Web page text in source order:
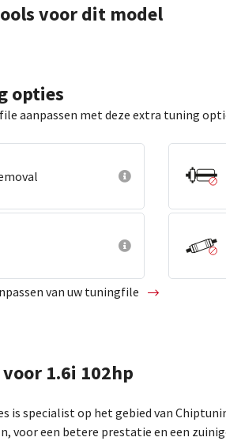
voor dit model
opties
aanpassen met deze extra tuning
van uw tuningfile
1.6i 102hp
is specialist op het gebied van
voor een betere prestatie en een